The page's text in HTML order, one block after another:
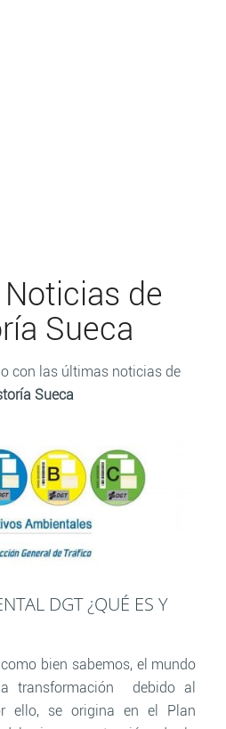
de
Sueca
con las últimas noticias de
Sueca
DGT ¿QUÉ ES Y
bien sabemos, el mundo
transformación debido al
ello, se origina en el Plan